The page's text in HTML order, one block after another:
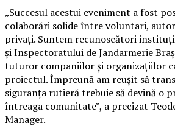
„Succesul acestui eveniment a fost
colaborări solide între voluntari,
privați. Suntem recunoscători
și Inspectoratului de Jandarmerie
tuturor companiilor și organizațiilor
proiectul. Împreună am reușit să
siguranța rutieră trebuie să devină o
întreaga comunitate”, a precizat
Manager.